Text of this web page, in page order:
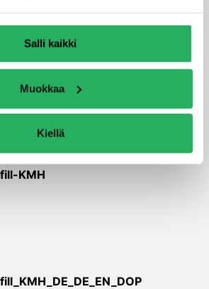
Salli kaikki
Muokkaa
Kiellä
KMH